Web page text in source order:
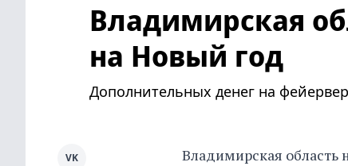
Владимирская
на Новый год
Дополнительных денег на
Владимирская область
VK